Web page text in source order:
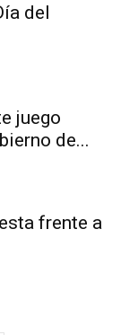
del
juego
de...
frente a